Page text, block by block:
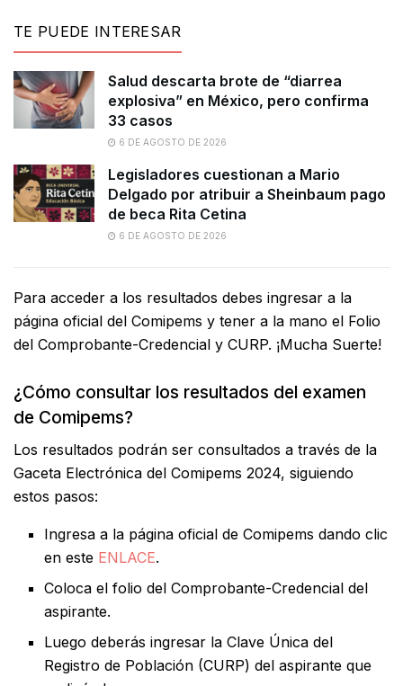
TE PUEDE INTERESAR
Salud descarta brote de “diarrea
explosiva” en México, pero confirma
33 casos
6 DE AGOSTO DE 2026
Legisladores cuestionan a Mario
Delgado por atribuir a Sheinbaum pago
de beca Rita Cetina
6 DE AGOSTO DE 2026
Para acceder a los resultados debes ingresar a la
página oficial del Comipems y tener a la mano el Folio
del Comprobante-Credencial y CURP. ¡Mucha Suerte!
¿Cómo consultar los resultados del examen
de Comipems?
Los resultados podrán ser consultados a través de la
Gaceta Electrónica del Comipems 2024, siguiendo
estos pasos:
Ingresa a la página oficial de Comipems dando clic
en este ENLACE.
Coloca el folio del Comprobante-Credencial del
aspirante.
Luego deberás ingresar la Clave Única del
Registro de Población (CURP) del aspirante que